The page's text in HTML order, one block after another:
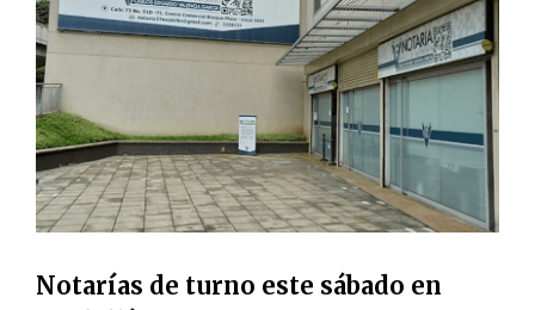
Notarías de turno este sábado en